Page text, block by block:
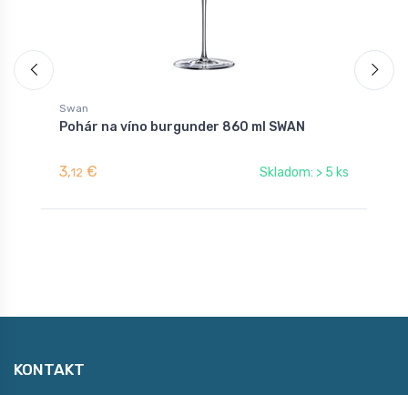
Swan
Pohár na víno burgunder 860 ml SWAN
3,12 € Skladom: > 5 ks
KONTAKT